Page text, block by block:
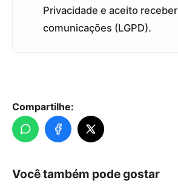
Privacidade e aceito receber
comunicações (LGPD).
Compartilhe:
Você também pode gostar